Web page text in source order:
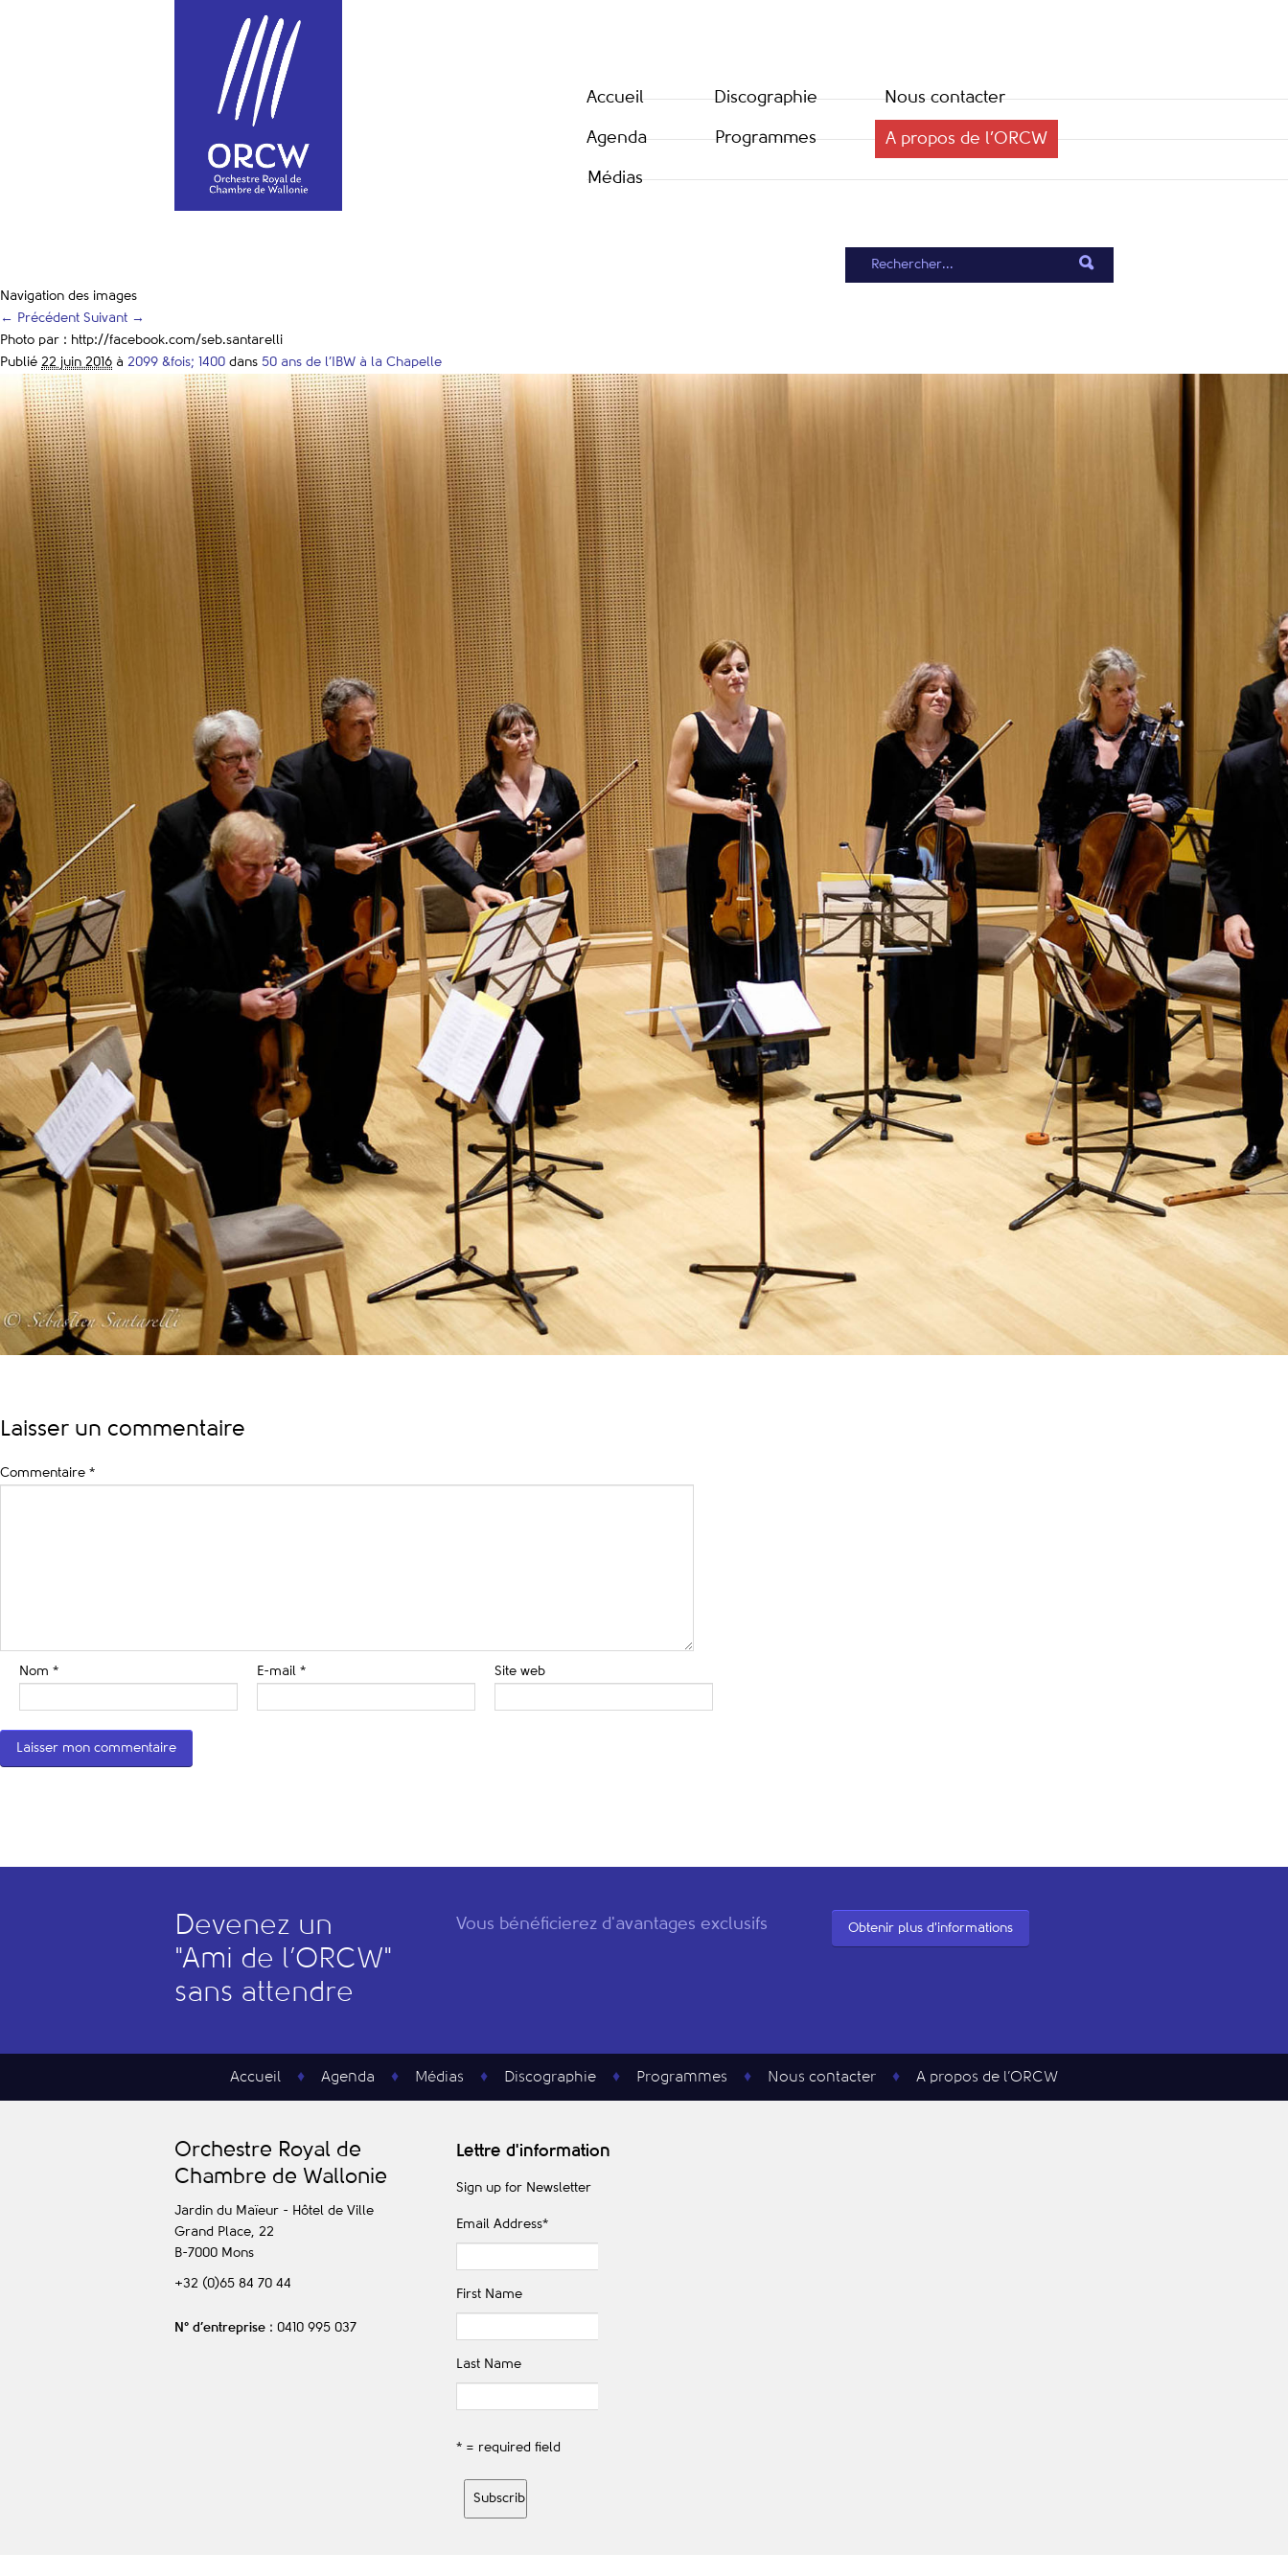
Accueil
Agenda
Médias
Discographie
Programmes
Nous contacter
A propos de l’ORCW
Navigation des images
← Précédent Suivant →
Photo par : http://facebook.com/seb.santarelli
Publié 22 juin 2016 à 2099 &fois; 1400 dans 50 ans de l’IBW à la Chapelle
Laisser un commentaire
Commentaire *
Nom * E-mail * Site web
Devenez un
"Ami de l’ORCW"
sans attendre
Vous bénéficierez d'avantages exclusifs Obtenir plus d'informations
Accueil Agenda Médias Discographie Programmes Nous contacter A propos de l’ORCW
Orchestre Royal de
Chambre de Wallonie
Jardin du Maïeur - Hôtel de Ville
Grand Place, 22
B-7000 Mons
+32 (0)65 84 70 44
N° d’entreprise : 0410 995 037
Lettre d'information
Sign up for Newsletter
Email Address*
First Name
Last Name
* = required field